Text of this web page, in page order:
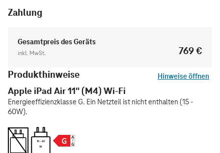
Zahlung
Gesamtpreis des Geräts
inkl. MwSt.
769 €
Produkthinweise
Hinweise öffnen
Apple iPad Air 11" (M4) Wi-Fi
Energieeffizienzklasse G. Ein Netzteil ist nicht enthalten (15 -
60W).
15 - 60
W